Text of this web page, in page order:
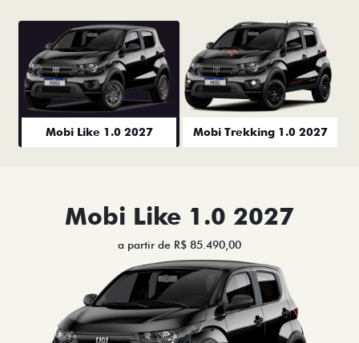
Mobi Like 1.0 2027 Mobi Trekking 1.0 2027
Mobi Like 1.0 2027
a partir de R$ 85.490,00